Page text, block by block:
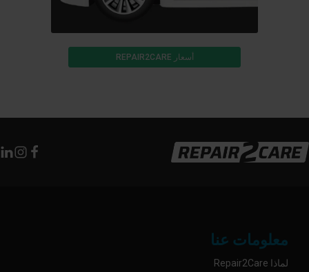
أسعار REPAIR2CARE
معلومات عنا
لماذا Repair2Care